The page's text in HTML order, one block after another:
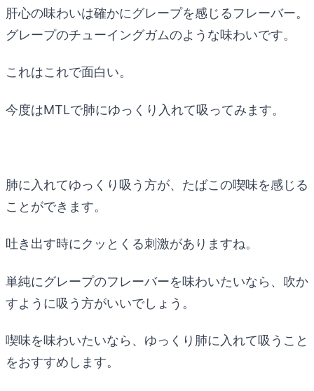
肝心の味わいは確かにグレープを感じるフレーバー。
グレープのチューイングガムのような味わいです。
これはこれで面白い。
今度はMTLで肺にゆっくり入れて吸ってみます。
肺に入れてゆっくり吸う方が、たばこの喫味を感じる
ことができます。
吐き出す時にクッとくる刺激がありますね。
単純にグレープのフレーバーを味わいたいなら、吹か
すように吸う方がいいでしょう。
喫味を味わいたいなら、ゆっくり肺に入れて吸うこと
をおすすめします。